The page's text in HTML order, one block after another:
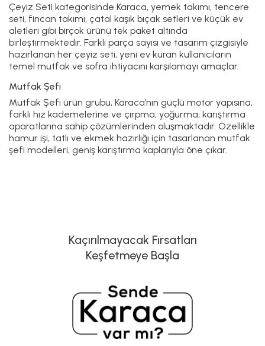
Çeyiz Seti kategorisinde Karaca, yemek takımı, tencere
seti, fincan takımı, çatal kaşık bıçak setleri ve küçük ev
aletleri gibi birçok ürünü tek paket altında
birleştirmektedir. Farklı parça sayısı ve tasarım çizgisiyle
hazırlanan her çeyiz seti, yeni ev kuran kullanıcıların
temel mutfak ve sofra ihtiyacını karşılamayı amaçlar.
Mutfak Şefi
Mutfak Şefi ürün grubu, Karaca’nın güçlü motor yapısına,
farklı hız kademelerine ve çırpma, yoğurma, karıştırma
aparatlarına sahip çözümlerinden oluşmaktadır. Özellikle
hamur işi, tatlı ve ekmek hazırlığı için tasarlanan mutfak
şefi modelleri, geniş karıştırma kaplarıyla öne çıkar.
Kaçırılmayacak Fırsatları
Keşfetmeye Başla